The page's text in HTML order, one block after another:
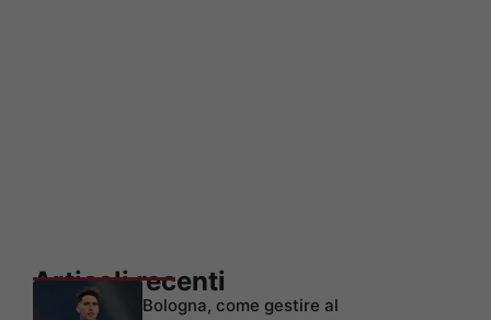
Articoli recenti
Bologna, come gestire al